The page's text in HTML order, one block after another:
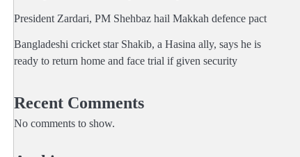
President Zardari, PM Shehbaz hail Makkah defence pact
Bangladeshi cricket star Shakib, a Hasina ally, says he is
ready to return home and face trial if given security
Recent Comments
No comments to show.